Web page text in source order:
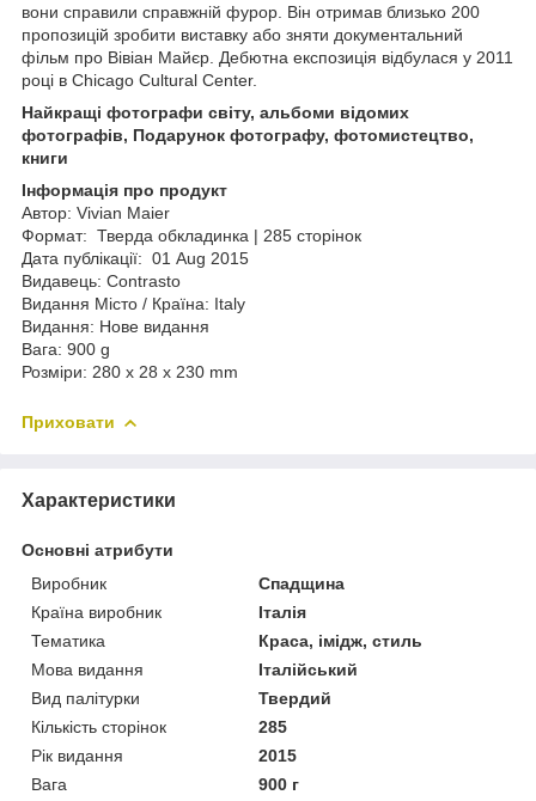
вони справили справжній фурор. Він отримав близько 200
пропозицій зробити виставку або зняти документальний
фільм про Вівіан Майєр. Дебютна експозиція відбулася у 2011
році в Chicago Cultural Center.
Найкращі фотографи світу, альбоми відомих
фотографів, Подарунок фотографу, фотомистецтво,
книги
Інформація про продукт
Автор: Vivian Maier
Формат: Тверда обкладинка | 285 сторінок
Дата публікації: 01 Aug 2015
Видавець: Contrasto
Видання Місто / Країна: Italy
Видання: Нове видання
Вага: 900 g
Розміри: 280 x 28 x 230 mm
Приховати
Характеристики
Основні атрибути
Виробник
Спадщина
Країна виробник
Італія
Тематика
Краса, імідж, стиль
Мова видання
Італійський
Вид палітурки
Твердий
Кількість сторінок
285
Рік видання
2015
Вага
900 г